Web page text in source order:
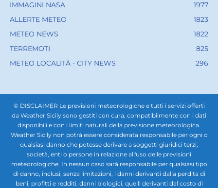
IMMAGINI NASA
1977
ALLERTE METEO
1823
METEO NEWS
1822
TERREMOTI
825
METEO LOCALITÀ - CITY NEWS
296
© DISCLAIMER Le previsioni meteorologiche e tutti i servizi offerti
da Weather Sicily sono gestiti con cura, compatibilmente con i dati
disponibili e con i limiti naturali della previsione meteorologica.
Weather Sicily non potrà essere considerata responsabile per ogni o
qualsiasi danno che potesse derivare a soggetti giuridici terzi,
società, enti o persone in relazione all'uso delle previsioni
meteorologiche. In nessun caso sarà responsabile per qualsiasi tipo
di danno, inclusi, senza limitazioni, i danni derivanti dalla perdita di
beni, profitti e redditi, danni biologici, quelli derivanti dal costo di